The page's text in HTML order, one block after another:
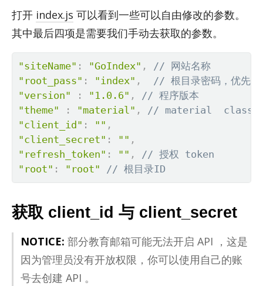
打开 index.js 可以看到一些可以自由修改的参数。
其中最后四项是需要我们手动去获取的参数。
"siteName" : "GoIndex" ,
// 网站名称
"root_pass" : "index" ,
// 根目录密码，优先
"version"
: "1.0.6" ,
// 程序版本
"theme"
: "material" ,
// material
"client_id" : "" ,
"client_secret" : "" ,
"refresh_token" : "" ,
// 授权 token
"root" : "root" // 根目录ID
获取 client_id 与 client_secret
NOTICE: 部分教育邮箱可能无法开启 API ，这是
因为管理员没有开放权限，你可以使用自己的账
号去创建 API 。